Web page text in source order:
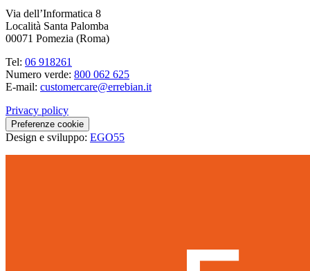
Via dell’Informatica 8
Località Santa Palomba
00071 Pomezia (Roma)
Tel: 06 918261
Numero verde: 800 062 625
E-mail: customercare@errebian.it
Privacy policy
Preferenze cookie
Design e sviluppo: EGO55